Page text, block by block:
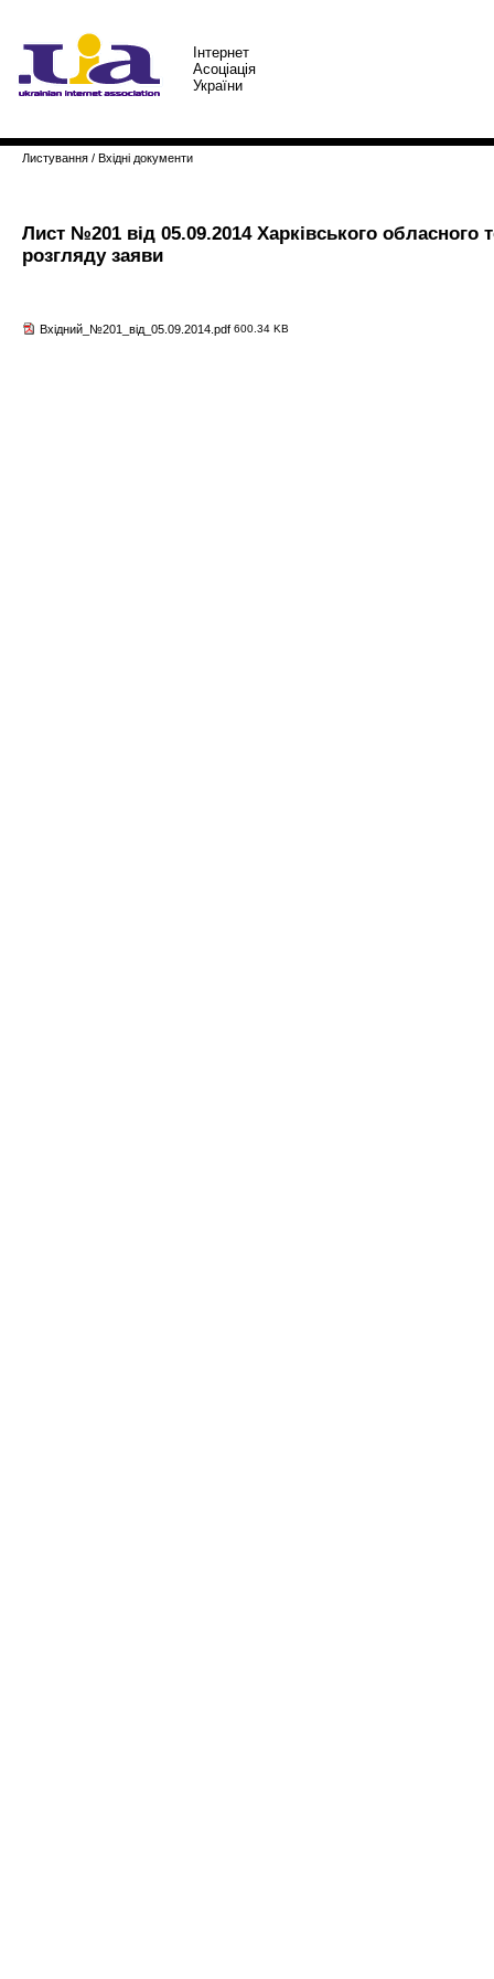
Iнтернет
Асоцiацiя
України
Листування / Вхідні документи
Лист №201 від 05.09.2014 Харківського
розгляду заяви
Вхідний_№201_від_05.09.2014.pdf 600.34 KB